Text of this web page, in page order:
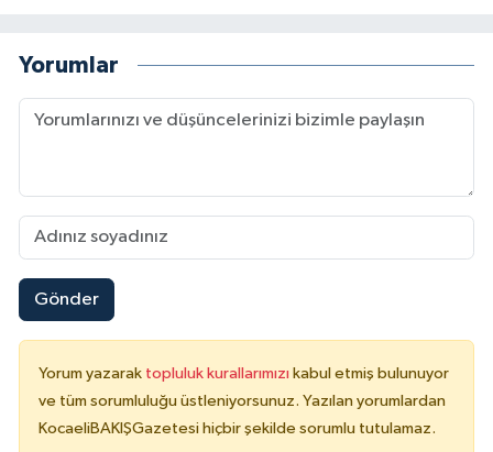
Yorumlar
Gönder
Yorum yazarak topluluk kurallarımızı kabul etmiş bulunuyor
ve tüm sorumluluğu üstleniyorsunuz. Yazılan yorumlardan
KocaeliBAKIŞGazetesi hiçbir şekilde sorumlu tutulamaz.